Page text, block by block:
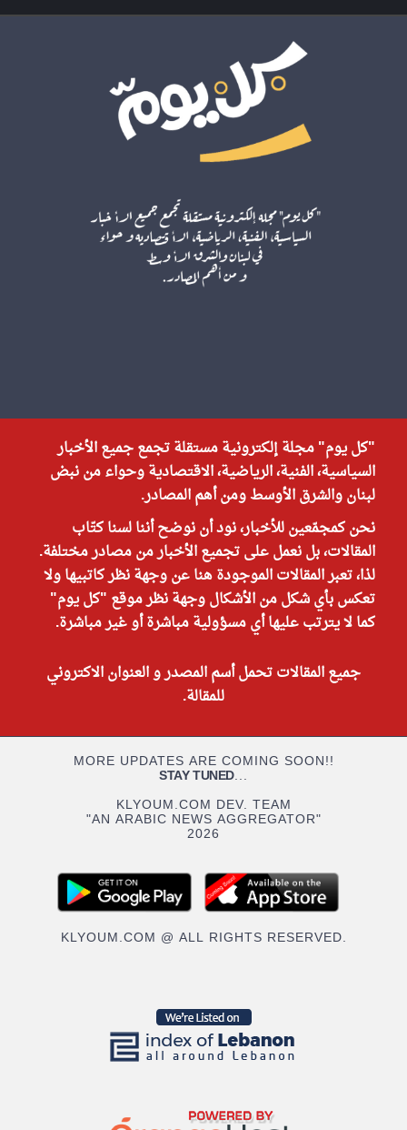
"كل يوم" مجلة إلكترونية مستقلة تجمع جميع الأخبار
السياسية، الفنية، الرياضية، الاقتصادية وحواء من نبض
لبنان والشرق الأوسط ومن أهم المصادر.
نحن كمجمّعين للأخبار، نود أن نوضح أننا لسنا كتّاب
المقالات، بل نعمل على تجميع الأخبار من مصادر مختلفة.
لذا، تعبر المقالات الموجودة هنا عن وجهة نظر كاتبيها ولا
تعكس بأي شكل من الأشكال وجهة نظر موقع "كل يوم"
كما لا يترتب عليها أي مسؤولية مباشرة أو غير مباشرة.
جميع المقالات تحمل أسم المصدر و العنوان الاكتروني
للمقالة.
MORE UPDATES ARE COMING SOON!!
STAY TUNED...
KLYOUM.COM DEV. TEAM
"AN ARABIC NEWS AGGREGATOR"
2026
KLYOUM.COM @ ALL RIGHTS RESERVED.